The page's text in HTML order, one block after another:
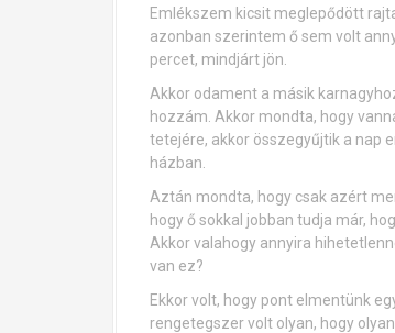
Emlékszem kicsit meglepődött
azonban szerintem ő sem volt
percet, mindjárt jön.
Akkor odament a másik
hozzám. Akkor mondta, hogy
tetejére, akkor összegyűjtik a nap
házban.
Aztán mondta, hogy csak azért
hogy ő sokkal jobban tudja már,
Akkor valahogy annyira
van ez?
Ekkor volt, hogy pont elmentünk
rengetegszer volt olyan, hogy